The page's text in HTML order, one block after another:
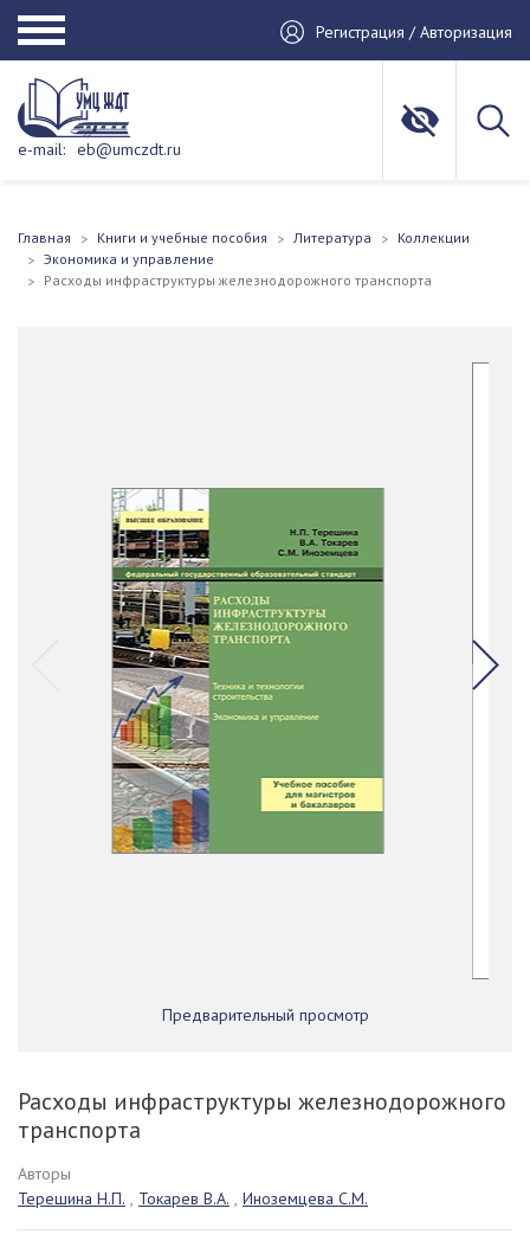
Регистрация / Авторизация
e-mail: eb@umczdt.ru
Главная Книги и учебные пособия Литература
Коллекции
Экономика и управление
Расходы инфраструктуры железнодорожного транспорта
Предварительный просмотр
Расходы инфраструктуры железнодорожного
транспорта
Авторы
Терешина Н.П.
Токарев В.А. Иноземцева С.М.